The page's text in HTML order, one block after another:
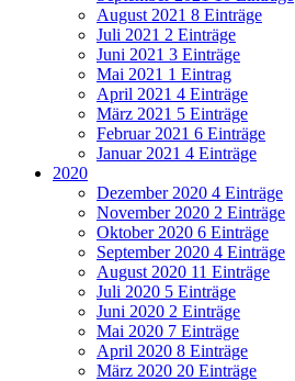
August 2021 8 Einträge
Juli 2021 2 Einträge
Juni 2021 3 Einträge
Mai 2021 1 Eintrag
April 2021 4 Einträge
März 2021 5 Einträge
Februar 2021 6 Einträge
Januar 2021 4 Einträge
2020
Dezember 2020 4 Einträge
November 2020 2 Einträge
Oktober 2020 6 Einträge
September 2020 4 Einträge
August 2020 11 Einträge
Juli 2020 5 Einträge
Juni 2020 2 Einträge
Mai 2020 7 Einträge
April 2020 8 Einträge
März 2020 20 Einträge